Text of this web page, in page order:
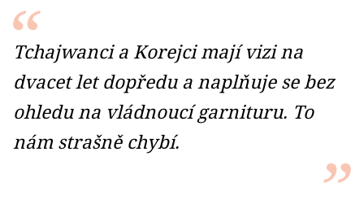
Tchajwanci a Korejci mají vizi na
dvacet let dopředu a naplňuje se bez
ohledu na vládnoucí garnituru. To
nám strašně chybí.